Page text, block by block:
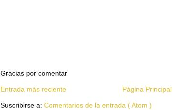
Gracias por comentar
Entrada más reciente Página Principal
Suscribirse a: Comentarios de la entrada ( Atom )